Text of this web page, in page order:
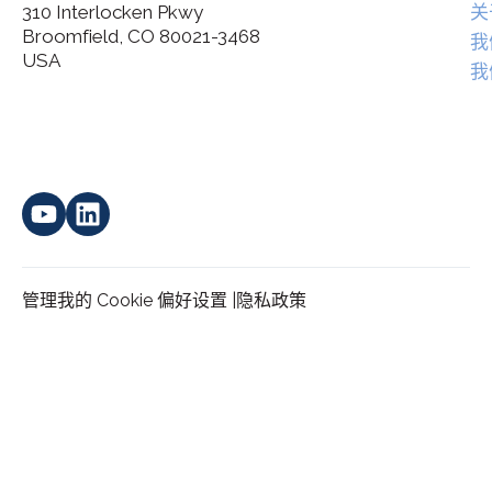
I agree to allow Spatial Corp to store and process my
310 Interlocken Pkwy
Broomfield, CO 80021-3468
USA
管理我的 Cookie 偏好设置 | 隐私政策